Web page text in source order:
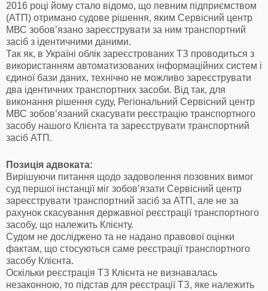
2016 році йому стало відомо, що певним підприємством
(АТП) отримано судове рішення, яким Сервісний центр
МВС зобов’язано зареєструвати за ним транспортний
засіб з ідентичними даними.
Так як, в Україні облік зареєстрованих ТЗ проводиться з
використанням автоматизованих інформаційних систем і
єдиної бази даних, технічно не можливо зареєструвати
два ідентичних транспортних засоби. Від так, для
виконання рішення суду, Регіональний Сервісний центр
МВС зобов’язаний скасувати реєстрацію транспортного
засобу нашого Клієнта та зареєструвати транспортний
засіб АТП.
Позиція адвоката:
Вирішуючи питання щодо задоволення позовних вимог
суд першої інстанції міг зобов’язати Сервісний центр
зареєструвати транспортний засіб за АТП, але не за
рахунок скасування державної реєстрації транспортного
засобу, що належить Клієнту.
Судом не досліджено та не надано правової оцінки
фактам, що стосуються саме реєстрації транспортного
засобу Клієнта.
Оскільки реєстрація ТЗ Клієнта не визнавалась
незаконною, то підстав для реєстрації ТЗ, яке належить